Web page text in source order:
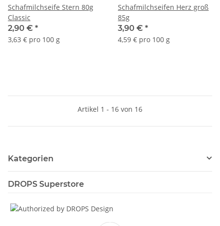
Schafmilchseife Stern 80g
Classic
2,90 € *
3,63 € pro 100 g
Schafmilchseifen Herz groß
85g
3,90 € *
4,59 € pro 100 g
Artikel 1 - 16 von 16
Kategorien
DROPS Superstore